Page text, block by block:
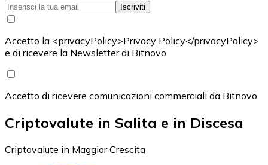
Iscriviti
Accetto la <privacyPolicy>Privacy Policy</privacyPolicy>
e di ricevere la Newsletter di Bitnovo
Accetto di ricevere comunicazioni commerciali da Bitnovo
Criptovalute in Salita e in Discesa
Criptovalute in Maggior Crescita